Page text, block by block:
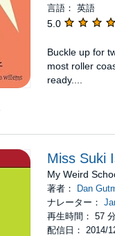
言語： 英語
5.0
Buckle up for
most roller
ready....
Miss Suki
My Weird
著者：
Dan
ナレーター：
再生時間： 57
配信日： 2014/